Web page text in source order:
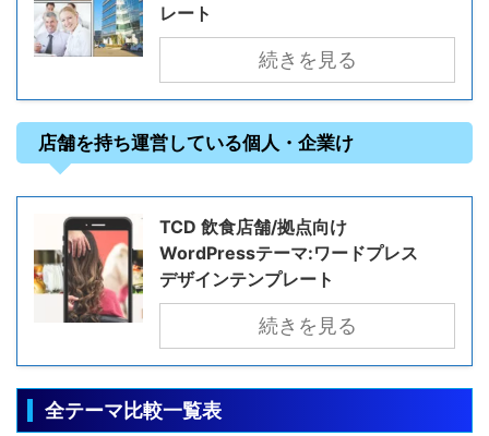
レート
続きを見る
店舗を持ち運営している個人・企業け
TCD 飲食店舗/拠点向け
WordPressテーマ:ワードプレス
デザインテンプレート
続きを見る
全テーマ比較一覧表